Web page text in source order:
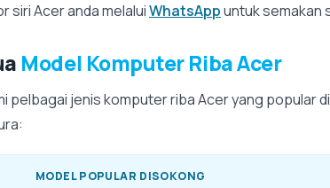
siri Acer anda melaluiWhatsAppuntuk semakan
Model Komputer Riba Acer
pelbagai jenis komputer riba Acer yang popular
MODEL POPULAR DISOKONG